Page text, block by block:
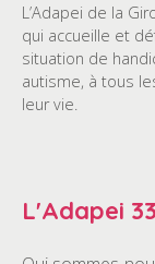
L’Adapei de la
qui accueille et
situation de
autisme, à tous
leur vie.
L'Adapei